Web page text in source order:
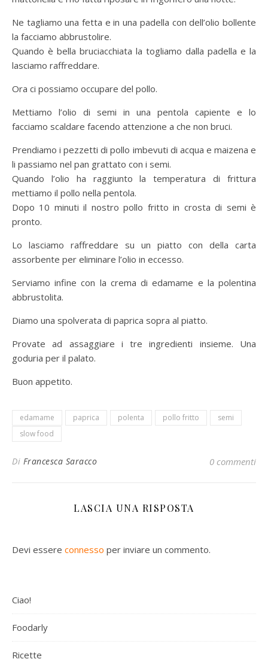
Ne tagliamo una fetta e in una padella con dell’olio bollente
la facciamo abbrustolire.
Quando è bella bruciacchiata la togliamo dalla padella e la
lasciamo raffreddare.
Ora ci possiamo occupare del pollo.
Mettiamo l’olio di semi in una pentola capiente e lo
facciamo scaldare facendo attenzione a che non bruci.
Prendiamo i pezzetti di pollo imbevuti di acqua e maizena e
li passiamo nel pan grattato con i semi.
Quando l’olio ha raggiunto la temperatura di frittura
mettiamo il pollo nella pentola.
Dopo 10 minuti il nostro pollo fritto in crosta di semi è
pronto.
Lo lasciamo raffreddare su un piatto con della carta
assorbente per eliminare l’olio in eccesso.
Serviamo infine con la crema di edamame e la polentina
abbrustolita.
Diamo una spolverata di paprica sopra al piatto.
Provate ad assaggiare i tre ingredienti insieme. Una
goduria per il palato.
Buon appetito.
edamame paprica polenta pollo fritto
semi
slow food
Di Francesca Saracco 0 commenti
LASCIA UNA RISPOSTA
Devi essere connesso per inviare un commento.
Ciao!
Foodarly
Ricette